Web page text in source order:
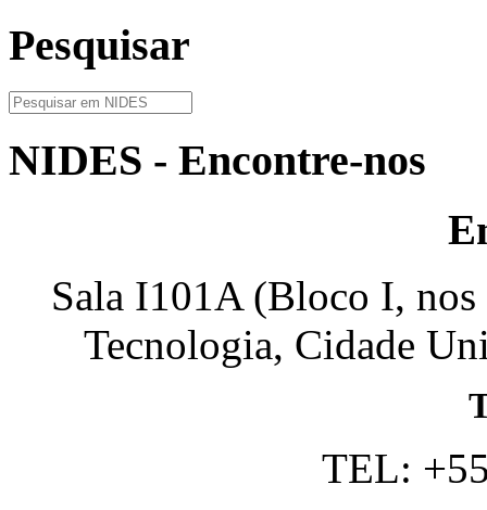
Pesquisar
NIDES - Encontre-nos
Sala I101A (Bloco I,
Tecnologia, Cidade
TEL: